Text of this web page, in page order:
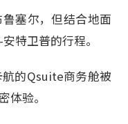
塞尔，但结合地面
特卫普的行程。
的Qsuite商务舱被
体验。